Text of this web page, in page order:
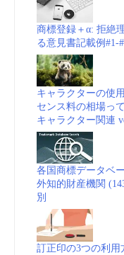
商標登録＋α: 拒絶
る意見書記載例
キャラクターの使
センス料の相場っ
キャラクター関連
各国商標データベ
外知的財産機関
別
訂正印の3つの利用